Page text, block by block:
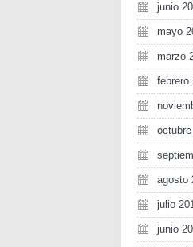
junio
mayo
marzo
febrero
agosto
julio
junio